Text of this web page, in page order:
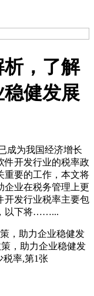
，了解
健发展
成为我国经济增长
件开发行业的税率政
重要的工作，本文将
企业在税务管理上更
开发行业税率主要包
以下将……...